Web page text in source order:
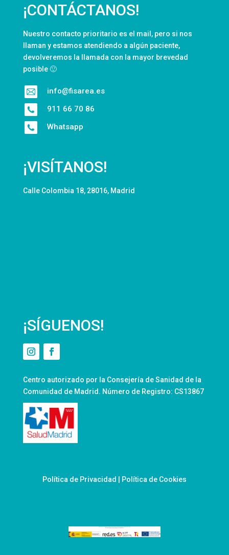
¡CONTÁCTANOS!
Nuestro contacto prioritario es el mail, pero si nos
llaman y estamos atendiendo a algún paciente,
devolveremos la llamada con la mayor brevedad
posible 🙂
info@fisarea.es
911 66 70 86
Whatsapp
¡VISÍTANOS!
Calle Colombia 18, 28016, Madrid
¡SÍGUENOS!
Centro autorizado por la Consejería de Sanidad de la
Comunidad de Madrid. Número de Registro: CS13867
Política de Privacidad Política de Cookies